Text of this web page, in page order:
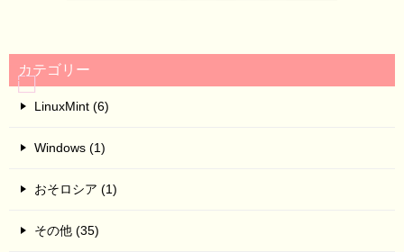
カテゴリー
LinuxMint (6)
Windows (1)
おそロシア (1)
その他 (35)